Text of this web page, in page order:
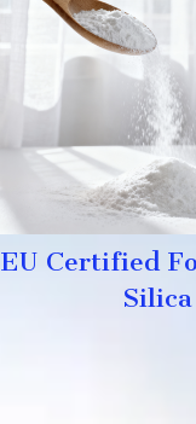
EU Certified
Silica